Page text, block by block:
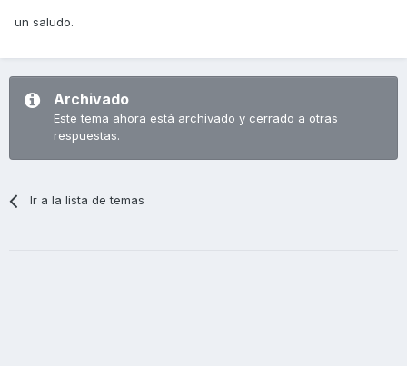
un saludo.
Archivado
Este tema ahora está archivado y cerrado a otras
respuestas.
Ir a la lista de temas